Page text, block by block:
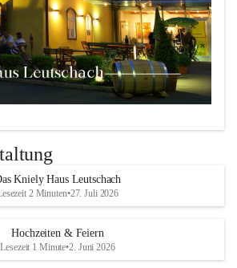
Leutschach an der Weinstraße!
Seminarraum für kleinere Gruppen
Kniely Haus Leutschach
2 Minuten•27. Juli 2026
Hochzeiten & Feiern
Lesezeit 1 Minute•2. Juni 2026